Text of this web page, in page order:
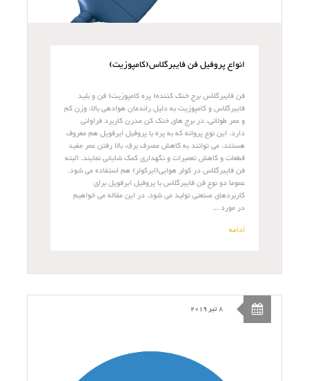
انواع پروفیل فن فایبرگلاس(کامپوزیت)
فن فایبرگلاس برج خنک کننده( پره کامپوزیت) فن و بلید
فایبرگلاس و کامپوزیت به دلیل راندمان هوادهی بالا، وزن کم
و عمر طولانی، در برج های خنک کن مدرن کاربرد فراوانی
دارد. این نوع پروانه که به پره با پروفیل ایرفویل هم معروف
هستند، می توانند به کاهش مصرف برق، بالا رفتن عمر مفید
قطعات و کاهش تعمیرات و نگهداری کمک شایانی نمایند. البته
فن فایبرگلاس در کولر هوایی(ایرکولر) هم استفاده می شود.
عموما دو نوع فن فایبرگلاس با پروفیل ایرفویل برای
کاربردهای صنعتی تولید می شود. در این مقاله می خواهیم
در مورد ...
ادامه
8 تیر 2019